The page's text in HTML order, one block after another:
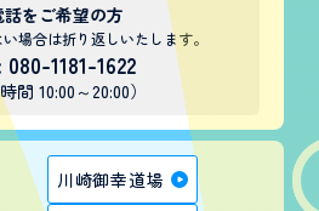
話をご希望の方
場合は折り返しいたします。
1181-1622
間 10:00～20:00）
川崎御幸道場